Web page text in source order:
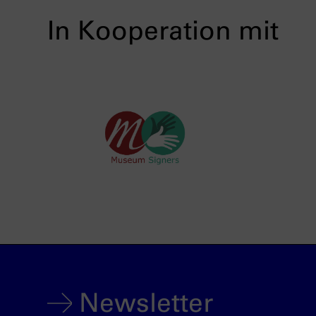
In Kooperation mit
Newsletter